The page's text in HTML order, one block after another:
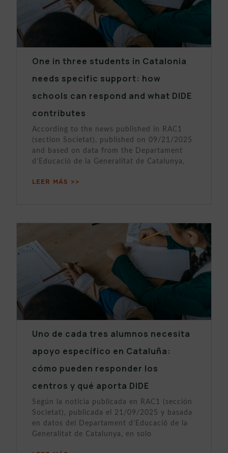
One in three students in Catalonia
needs specific support: how
schools can respond and what DIDE
contributes
According to the news published in RAC1
(section Societat), published on 09/21/2025
and based on data from the Departament
d’Educació de la Generalitat de Catalunya,
LEER MÁS >>
Uno de cada tres alumnos necesita
apoyo específico en Cataluña:
cómo pueden responder los
centros y qué aporta DIDE
Según la noticia publicada en RAC1 (sección
Societat), publicada el 21/09/2025 y basada
en datos del Departament d’Educació de la
Generalitat de Catalunya, en solo